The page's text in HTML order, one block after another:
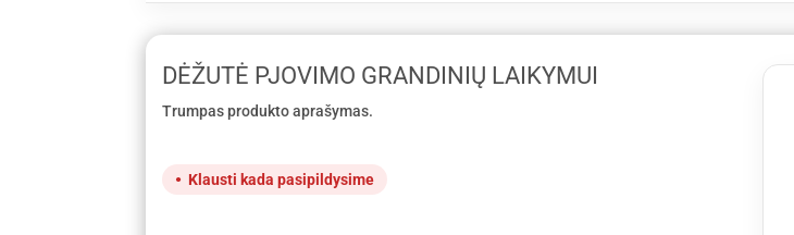
DĖŽUTĖ PJOVIMO GRANDINIŲ LAIKYMUI
Trumpas produkto aprašymas.
Klausti kada pasipildysime